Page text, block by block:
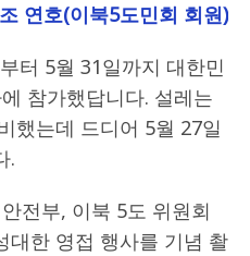
조 연호(이북5도민회 회원)
터 5월 31일까지 대한민
참가했답니다. 설레는
했는데 드디어 5월 27일
.
전부, 이북 5도 위원회
대한 영접 행사를 기념 촬